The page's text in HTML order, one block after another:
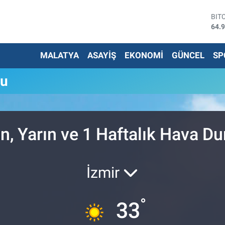
MALATYA ASAYİŞ EKONOMİ GÜNCEL
Yarın ve 1 Haftalık Hava
İzmir
33°